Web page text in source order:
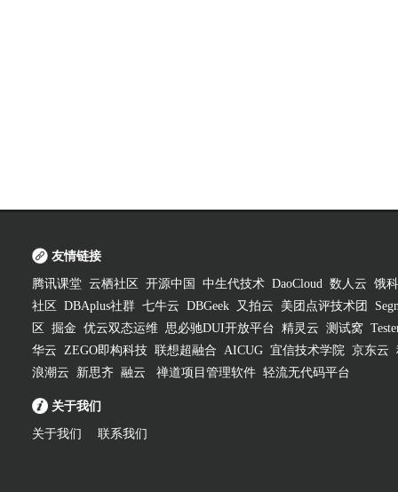
友情链接
腾讯课堂 云栖社区 开源中国 中生代技术 DaoCloud 数人云 饿
社区
DBAplus社群 七牛云 DBGeek 又拍云 美团点评技术团
区
掘金 优云双态运维 思必驰DUI开放平台 精灵云 测试窝
华云 ZEGO即构科技 联想超融合 AICUG 宜信技术学院 京东云
浪潮云
新思齐 融云 禅道项目管理软件 轻流无代码平台
关于我们
关于我们 联系我们